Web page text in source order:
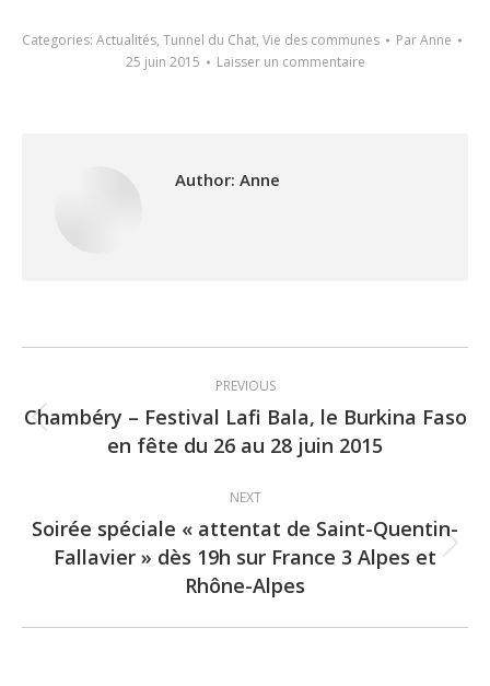
Categories: Actualités, Tunnel du Chat, Vie des communes ParAnne
25 juin 2015
Laisser un commentaire
Author: Anne
navigation
PREVIOUS
Previous
post:
Chambéry – Festival Lafi Bala, le Burkina Faso
en fête du 26 au 28 juin 2015
NEXT
Next
post:
Soirée spéciale « attentat de Saint-Quentin-
Fallavier » dès 19h sur France 3 Alpes et
Rhône-Alpes